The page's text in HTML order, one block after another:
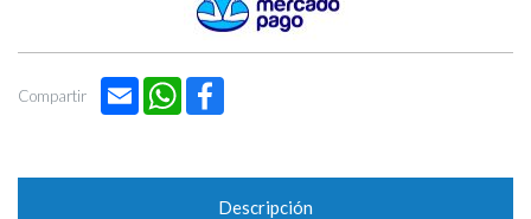
Compartir Email WhatsApp
Descripción